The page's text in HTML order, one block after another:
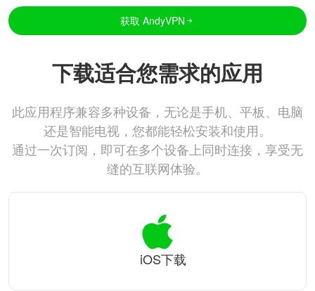
获取 AndyVPN
下载适合您需求的应用
此应用程序兼容多种设备，无论是手机、平板、电脑
还是智能电视，您都能轻松安装和使用。
通过一次订阅，即可在多个设备上同时连接，享受无
缝的互联网体验。
iOS下载